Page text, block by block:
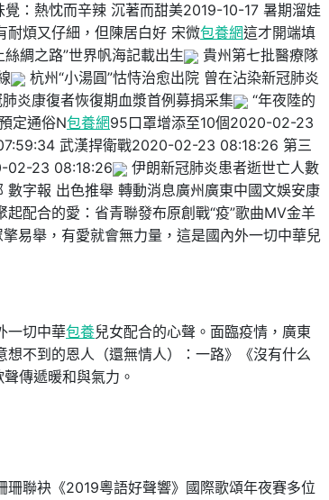
：熱忱而辛辣 沉著而甜美2019-10-17 暑期溜娃
煩又仔細，但陳居白好 宋微包養網這才開端填
絲綢之路”世界帆海記載出生
貴州第七批醫療隊
杭州“小湯圓”怙恃治愈出院 曾在沾染新冠肺炎
炎康復者恢復期血漿首例募捐采集
“年夜陸的
定通俗N包養網95口罩增添至10個2020-02-23
武漢捍衛戰2020-02-23 08:18:26 第三
02-23 08:18:26
伊朗新冠肺炎患者逝世亡人數
數字報 出色推舉 轉動消息廣州廣東中國文娛安康
配合的愛：省青聯發布原創戰“疫”歌曲MV金羊
易舉，有愛就會無力量，這是國內外一切中華兒
一切中華包養兒女配合的心聲。面臨疫情，廣東
不到的恩人（還無情人）：一路》《沒有什么
傳遞暖和與氣力。
珊聯袂《2019粵語好聲響》國際歌頌年夜賽多位